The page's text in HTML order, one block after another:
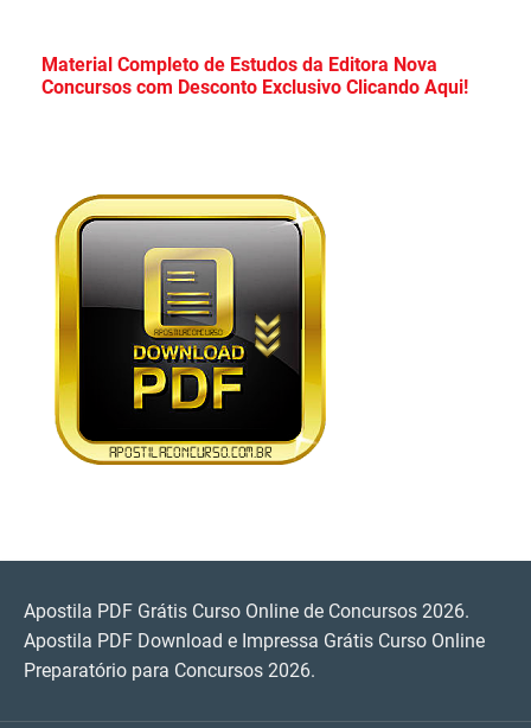
Apostila Prefeitura de Cristalina Goiás 2026
PDF Grátis Curso Online!
Download Grátis Curso Online!
Apostila PC PR 2026 PDF Download Grátis
Curso Online!
Apostila Câmara de Mauá SP 2026 PDF
Grátis Curso Online!
Apostila TCE SP 2026 Ciências Contábeis
PDF Grátis Curso Online!
Material Completo de Estudos da Editora Nova
Concursos com Desconto Exclusivo Clicando Aqui!
Apostila PDF Grátis Curso Online de Concursos 2026.
Apostila PDF Download e Impressa Grátis Curso Online
Preparatório para Concursos 2026.